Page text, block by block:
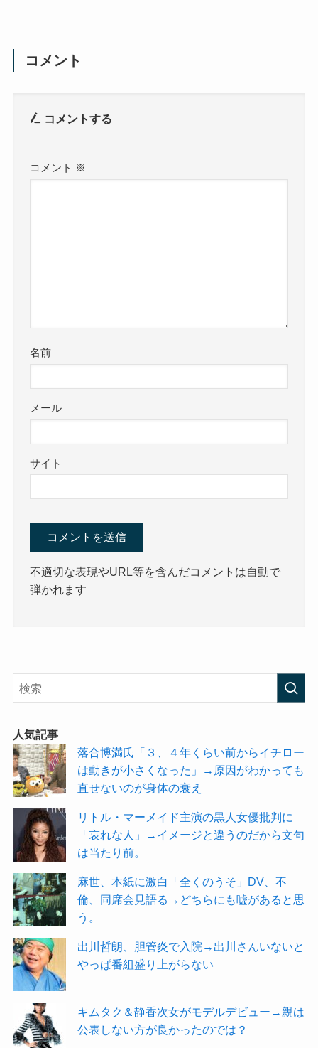
コメント
コメントする
コメント ※
名前
メール
サイト
不適切な表現やURL等を含んだコメントは自動で
弾かれます
人気記事
落合博満氏「３、４年くらい前からイチロー
は動きが小さくなった」→原因がわかっても
直せないのが身体の衰え
リトル・マーメイド主演の黒人女優批判に
「哀れな人」→イメージと違うのだから文句
は当たり前。
麻世、本紙に激白「全くのうそ」DV、不
倫、同席会見語る→どちらにも嘘があると思
う。
出川哲朗、胆管炎で入院→出川さんいないと
やっぱ番組盛り上がらない
キムタク＆静香次女がモデルデビュー→親は
公表しない方が良かったのでは？